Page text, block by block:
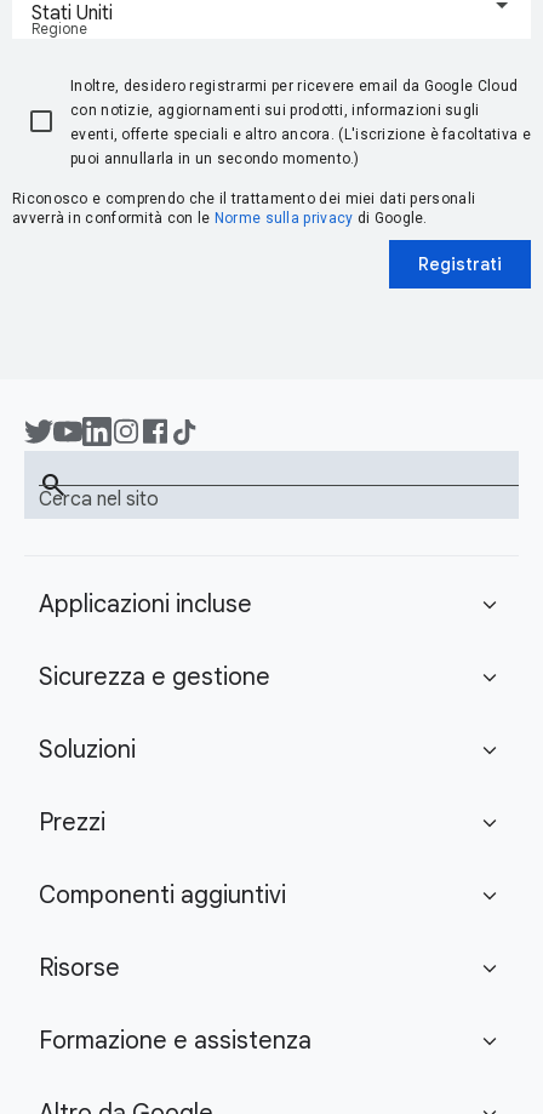
Regione
Stati Uniti
Inoltre, desidero registrarmi per ricevere email da Google Cloud
con notizie, aggiornamenti sui prodotti, informazioni sugli
eventi, offerte speciali e altro ancora. (L'iscrizione è facoltativa e
puoi annullarla in un secondo momento.)
Riconosco e comprendo che il trattamento dei miei dati personali
avverrà in conformità con le Norme sulla privacy di Google.
Registrati
Cerca nel sito
search
Applicazioni incluse expand_more
Sicurezza e gestione expand_more
Soluzioni expand_more
Prezzi expand_more
Componenti aggiuntivi expand_more
Risorse expand_more
Formazione e assistenza expand_more